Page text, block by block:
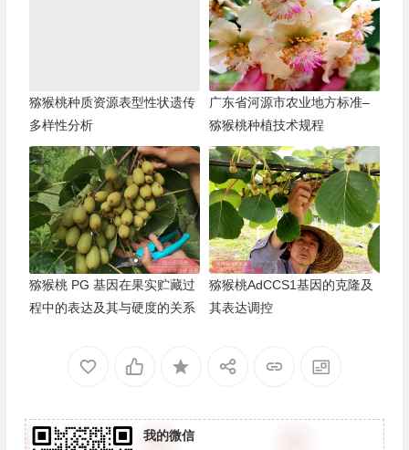
猕猴桃种质资源表型性状遗传
多样性分析
广东省河源市农业地方标准–
猕猴桃种植技术规程
猕猴桃 PG 基因在果实贮藏过
程中的表达及其与硬度的关系
猕猴桃AdCCS1基因的克隆及
其表达调控
我的微信